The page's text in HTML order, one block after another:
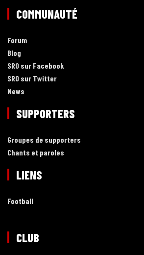
COMMUNAUTÉ
Forum
Blog
SRO sur Facebook
SRO sur Twitter
News
SUPPORTERS
Groupes de supporters
Chants et paroles
LIENS
Football
CLUB